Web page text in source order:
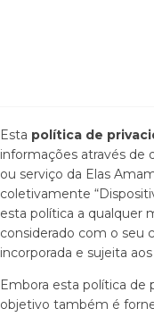
Esta política de
informações através de
ou serviço da Elas
coletivamente
esta política a qualquer
considerado com o seu
incorporada e sujeita aos
Embora esta política de
objetivo também é